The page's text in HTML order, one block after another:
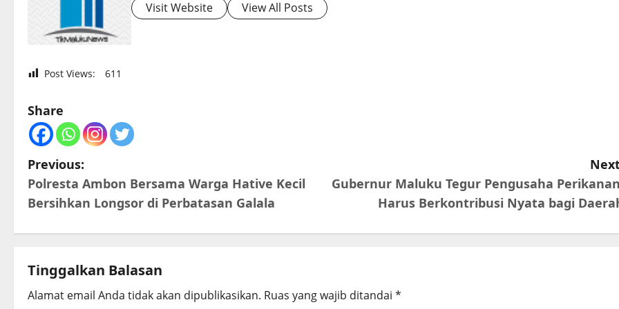
Visit Website View All Posts
Post Views: 611
Share
P
o
s
n
Previous:
Polresta Ambon Bersama Warga Hative Kecil
Bersihkan Longsor di Perbatasan Galala
Gubernur Maluku Tegur Pengusaha
Harus Berkontribusi Nyata bagi
Tinggalkan Balasan
Alamat email Anda tidak akan dipublikasikan. Ruas yang wajib ditandai *